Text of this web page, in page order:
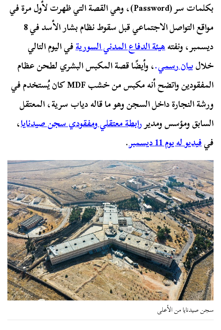
بكلمات سر (Password)، وهي القصة التي ظهرت لأول مرة في
مواقع التواصل الاجتماعي قبل سقوط نظام بشار الأسد في 8
ديسمبر، ونفتههيئة الدفاع المدني السوريةفي اليوم التالي
خلالبيان رسمي.، وأيضًا قصة المكبس البشري لطحن عظام
المفقودين واتضح أنه مكبس من خشب MDF كان يُستخدم في
ورشة النجارة داخل السجن وهو ما قاله دياب سرية، المعتقل
السابق ومؤسس ومديررابطة معتقلي ومفقودي سجن صيدنايا،
فيفيديو له يوم 11 ديسمبر .
سجن صيدنايا من الأعلى